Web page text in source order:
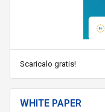
Scaricalo gratis!
WHITE PAPER